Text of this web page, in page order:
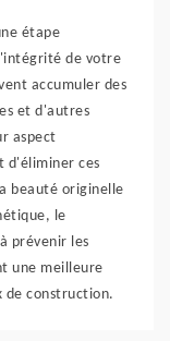
étape
de votre
accumuler des
et d'autres
aspect
d'éliminer ces
beauté originelle
le
prévenir les
une meilleure
construction.